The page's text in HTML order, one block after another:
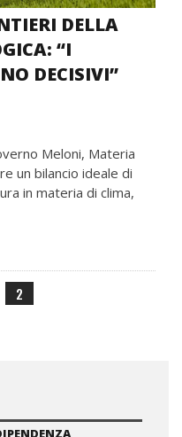
DELLA
“I
DECISIVI”
Meloni, Materia
un bilancio ideale di
in materia di clima,
2